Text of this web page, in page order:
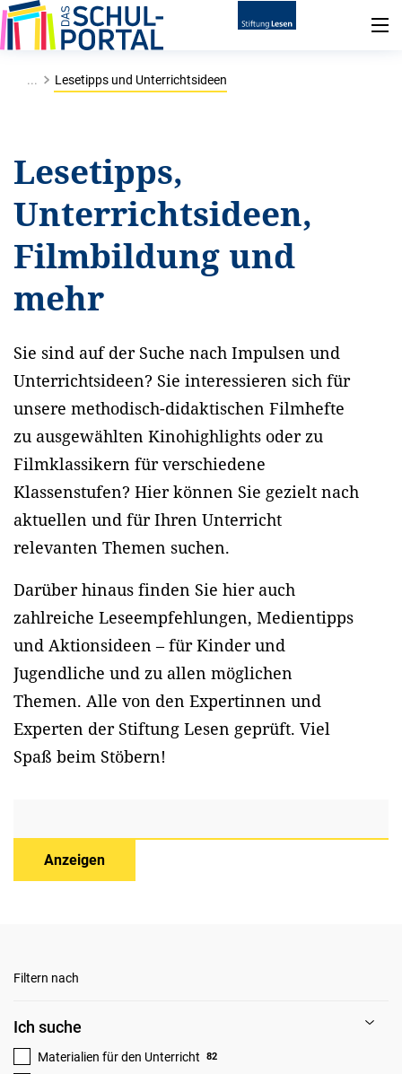
... Lesetipps und Unterrichtsideen
Lesetipps,
Unterrichtsideen,
Filmbildung und
mehr
Sie sind auf der Suche nach Impulsen und
Unterrichtsideen? Sie interessieren sich für
unsere methodisch-didaktischen Filmhefte
zu ausgewählten Kinohighlights oder zu
Filmklassikern für verschiedene
Klassenstufen? Hier können Sie gezielt nach
aktuellen und für Ihren Unterricht
relevanten Themen suchen.
Darüber hinaus finden Sie hier auch
zahlreiche Leseempfehlungen, Medientipps
und Aktionsideen – für Kinder und
Jugendliche und zu allen möglichen
Themen. Alle von den Expertinnen und
Experten der Stiftung Lesen geprüft. Viel
Spaß beim Stöbern!
Anzeigen
Filtern nach
Ich suche
Materialien für den Unterricht 82